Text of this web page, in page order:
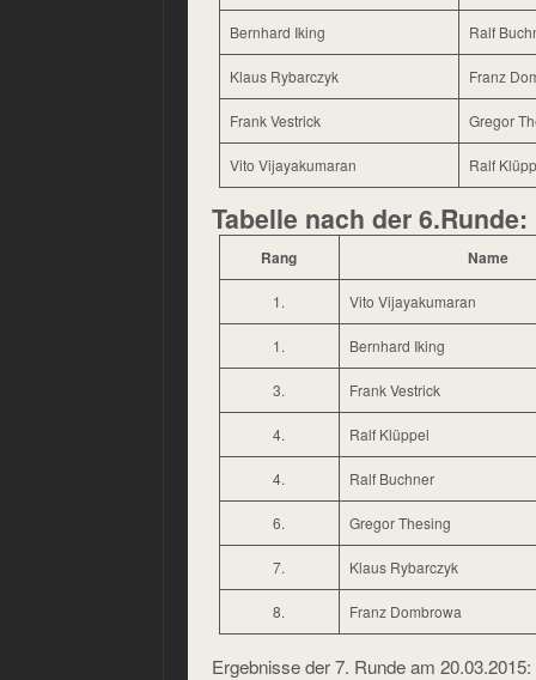
Bernhard Iking Ralf
Klaus Rybarczyk Franz
Frank Vestrick Gregor
Vito Vijayakumaran Ralf
Tabelle nach der 6.Runde:
Rang Name
1. Vito Vijayakumaran
1. Bernhard Iking
3. Frank Vestrick
4. Ralf Klüppel
4. Ralf Buchner
6. Gregor Thesing
7. Klaus Rybarczyk
8. Franz Dombrowa
Ergebnisse der 7. Runde am 20.03.2015: